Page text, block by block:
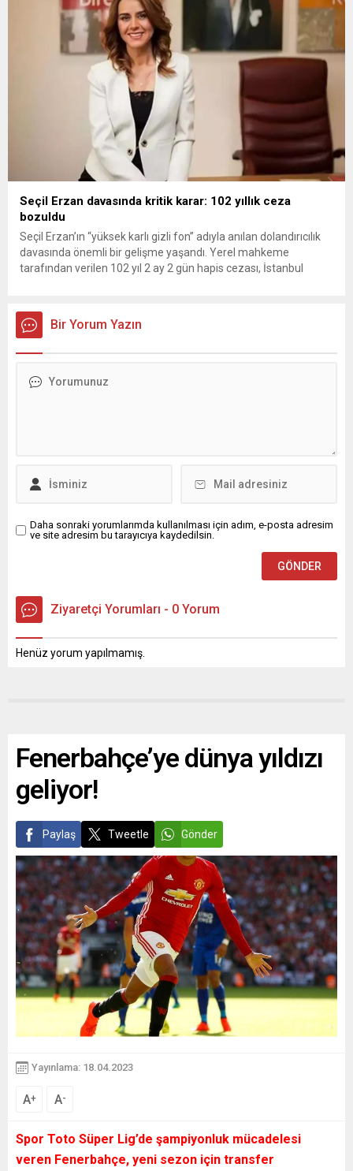
Başkanı Özkan...
Seçil Erzan davasında kritik karar: 102 yıllık ceza
bozuldu
Seçil Erzan’ın “yüksek karlı gizli fon” adıyla anılan dolandırıcılık
davasında önemli bir gelişme yaşandı. Yerel mahkeme
tarafından verilen 102 yıl 2 ay 2 gün hapis cezası, İstanbul
ve diğer sanıklar için yargı süreci baştan başlayacak.
Kamuoyunda...
Bir Yorum Yazın
Daha sonraki yorumlarımda kullanılması için adım, e-posta adresim
ve site adresim bu tarayıcıya kaydedilsin.
Ziyaretçi Yorumları - 0 Yorum
Henüz yorum yapılmamış.
Fenerbahçe’ye dünya yıldızı
geliyor!
Paylaş Tweetle Gönder
Yayınlama: 18.04.2023
A+ A-
Spor Toto Süper Lig’de şampiyonluk mücadelesi
veren Fenerbahçe, yeni sezon için transfer